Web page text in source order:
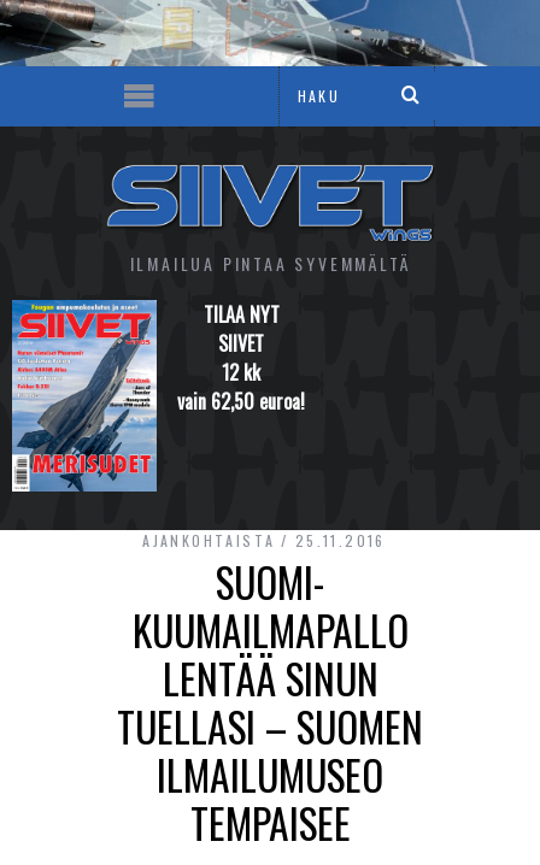
ILMAILUA PINTAA SYVEMMÄLTÄ
TILAA NYT
SIIVET
12 kk
vain 62,50 euroa!
AJANKOHTAISTA 25.11.2016
SUOMI-
KUUMAILMAPALLO
LENTÄÄ SINUN
TUELLASI – SUOMEN
ILMAILUMUSEO
TEMPAISEE